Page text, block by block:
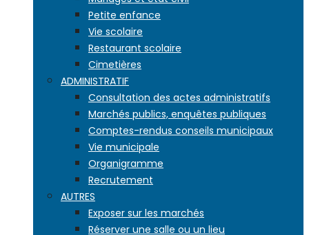
Petite enfance
Vie scolaire
Restaurant scolaire
Cimetières
ADMINISTRATIF
Consultation des actes administratifs
Marchés publics, enquêtes publiques
Comptes-rendus conseils municipaux
Vie municipale
Organigramme
Recrutement
AUTRES
Exposer sur les marchés
Réserver une salle ou un lieu